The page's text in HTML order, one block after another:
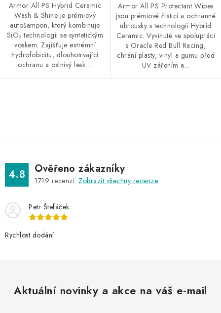
Armor All PS Hybrid Ceramic
Wash & Shine je prémiový
autošampon, který kombinuje
SiO₂ technologii se syntetickým
voskem. Zajišťuje extrémní
hydrofobicitu, dlouhotrvající
ochranu a oslnivý lesk....
Armor All PS Protectant Wipes
jsou prémiové čisticí a ochranné
ubrousky s technologií Hybrid
Ceramic. Vyvinuté ve spolupráci
s Oracle Red Bull Racing,
chrání plasty, vinyl a gumu před
UV zářením a...
á
d
a
c
p
v
4.8 Ověřeno zákazníky
1719 recenzí. Zobrazit všechny recenze
Petr Štefáček
Rychlost dodání
Aktuální novinky a akce na váš e-mail